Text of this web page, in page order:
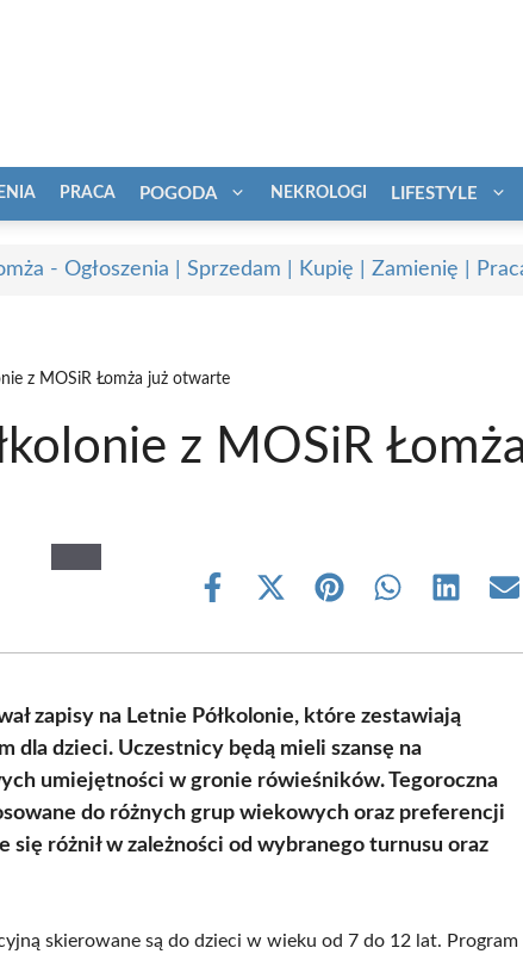
PRACA POGODA NEKROLOGI LIFESTYLE
- Ogłoszenia | Sprzedam | Kupię | Zamienię |
z MOSiR Łomża już otwarte
z MOSiR
Share
Share
(Twitter)
Share Share Share
zapisy na Letnie Półkolonie, które zestawiają
dla dzieci. Uczestnicy będą mieli szansę na
umiejętności w gronie rówieśników. Tegoroczna
do różnych grup wiekowych oraz preferencji
różnił w zależności od wybranego turnusu oraz
skierowane są do dzieci w wieku od 7 do 12 lat. Program